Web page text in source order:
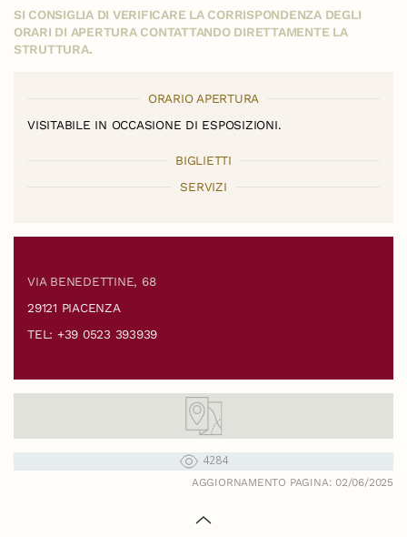
SI CONSIGLIA DI VERIFICARE LA CORRISPONDENZA DEGLI
ORARI DI APERTURA CONTATTANDO DIRETTAMENTE LA
STRUTTURA.
ORARIO APERTURA
VISITABILE IN OCCASIONE DI ESPOSIZIONI.
BIGLIETTI
SERVIZI
VIA BENEDETTINE, 68
29121 PIACENZA
TEL: +39 0523 393939
4284
AGGIORNAMENTO PAGINA: 02/06/2025